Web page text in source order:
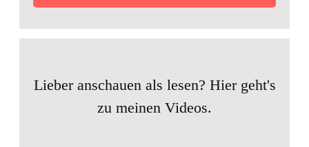
Lieber anschauen als lesen? Hier geht's
zu meinen Videos.